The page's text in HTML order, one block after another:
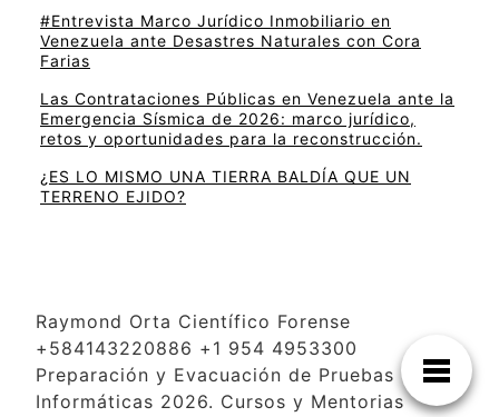
#Entrevista Marco Jurídico Inmobiliario en
Venezuela ante Desastres Naturales con Cora
Farias
Las Contrataciones Públicas en Venezuela ante la
Emergencia Sísmica de 2026: marco jurídico,
retos y oportunidades para la reconstrucción.
¿ES LO MISMO UNA TIERRA BALDÍA QUE UN
TERRENO EJIDO?
Raymond Orta Científico Forense
+584143220886 +1 954 4953300
Preparación y Evacuación de Pruebas
Informáticas 2026. Cursos y Mentorias